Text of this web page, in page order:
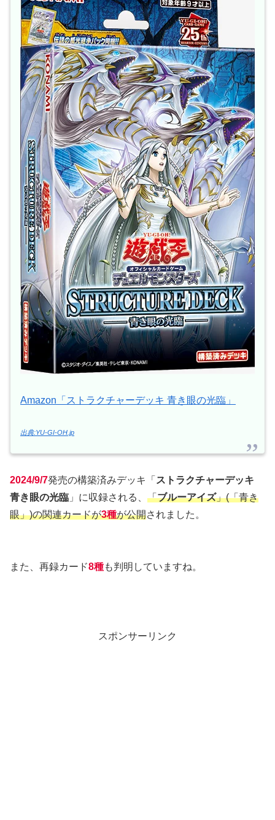
Amazon「ストラクチャーデッキ 青き眼の光臨」
出典:YU-GI-OH.jp
2024/9/7発売の構築済みデッキ「 ストラクチャーデッキ
青き眼の光臨 」に収録される、 「ブルーアイズ」(「青き
眼」)の関連カードが3種が公開されました。
また、再録カード8種も判明していますね。
スポンサーリンク